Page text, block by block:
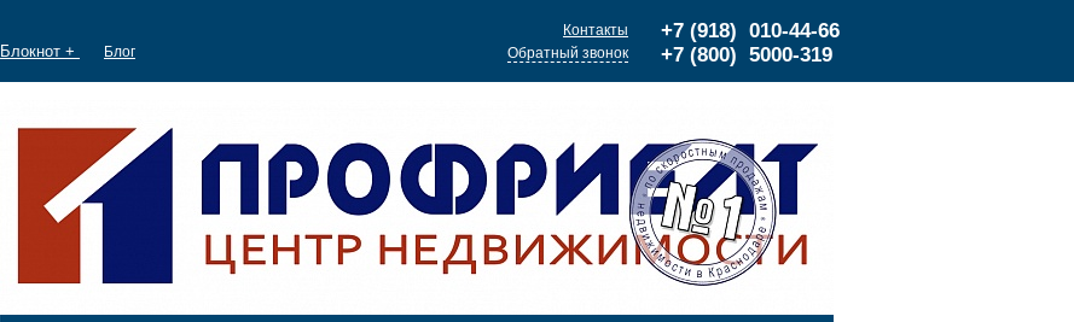
Блокнот + Блог
+7 (918) 010-44-66
+7 (800) 5000-319
Контакты
Обратный звонок